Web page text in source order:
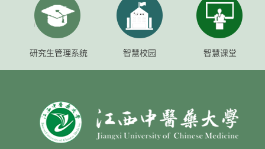
研究生管理系统 智慧校园 智慧课堂